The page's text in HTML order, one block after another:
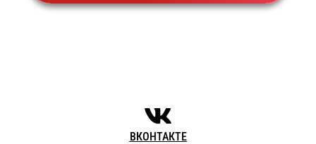
ВКОНТАКТЕ